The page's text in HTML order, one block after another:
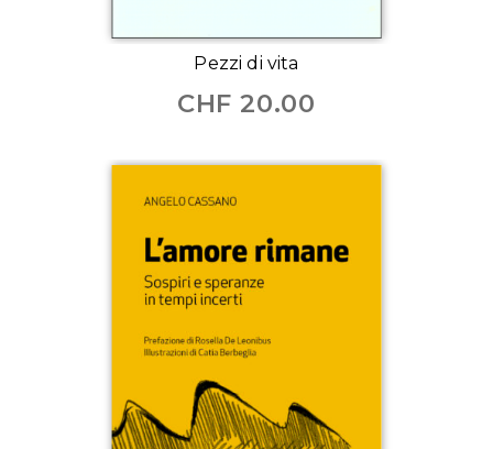
Pezzi di vita
CHF 20.00